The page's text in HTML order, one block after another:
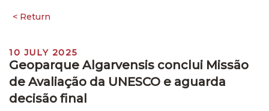
10 JULY 2025
Geoparque Algarvensis conclui Missão
de Avaliação da UNESCO e aguarda
decisão final